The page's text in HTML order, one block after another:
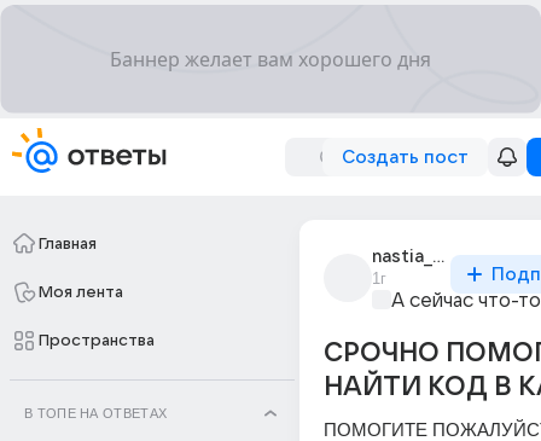
Создать пост
Главная
Моя лента
Пространства
В ТОПЕ НА ОТВЕТАХ
nastia_rymarenko_1
1г
А сейчас что-
СРОЧНО
НАЙТИ КОД В
ПОМОГИТЕ